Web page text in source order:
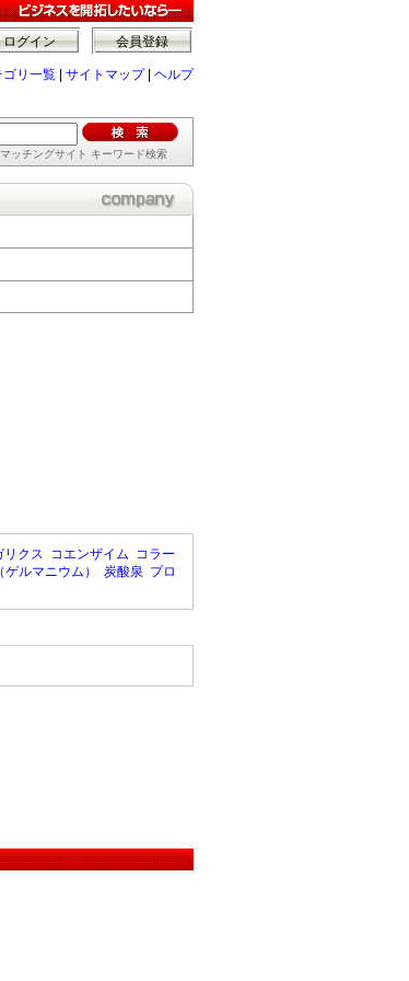
会員登録
ログイン
ゴリ一覧 サイトマップ| ヘルプ
ッチングサイト キーワード検索
リクス コエンザイム コラー
ゲルマニウム） 炭酸泉 プロ